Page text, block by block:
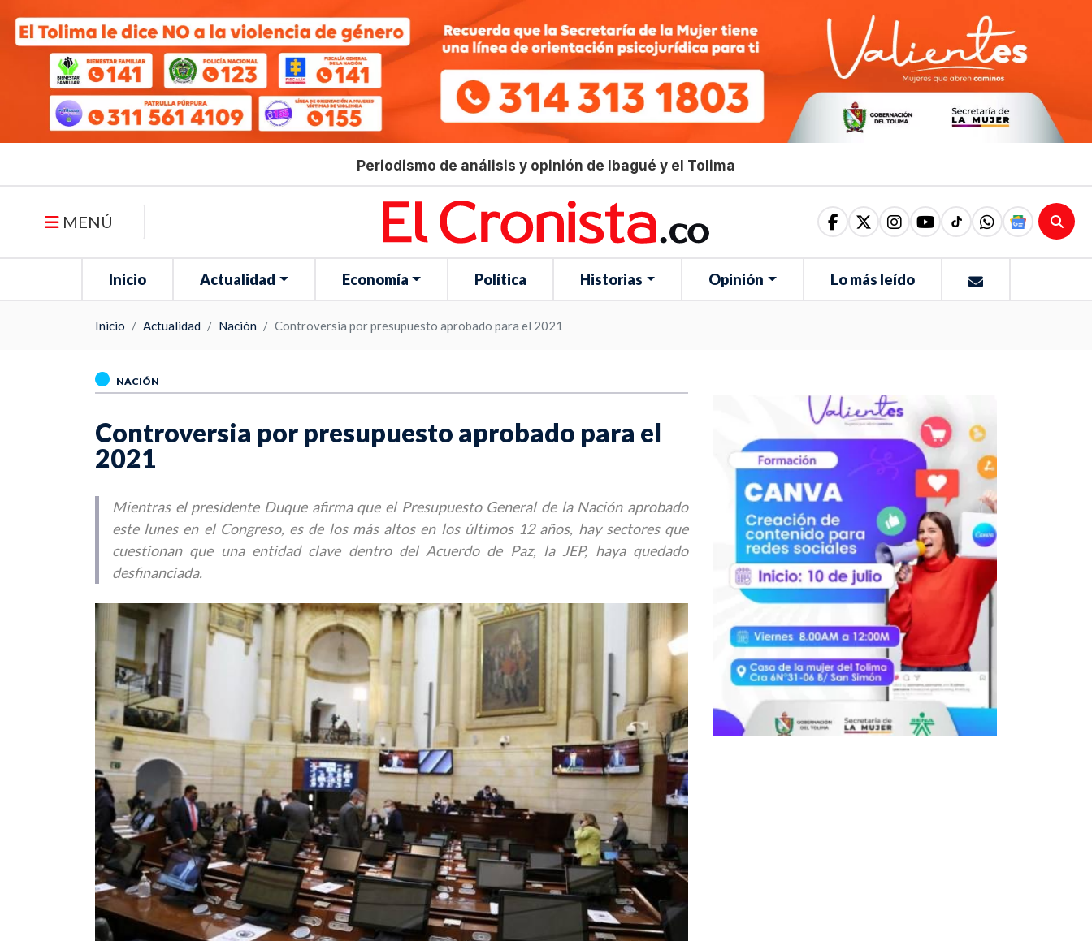
Periodismo de análisis y opinión de Ibagué y el Tolima
MENÚ
Inicio Actualidad Economía Política Historias Opinión Lo más leído
Inicio Actualidad Nación Controversia por presupuesto aprobado para el 2021
NACIÓN
Controversia por presupuesto aprobado para el
2021
Mientras el presidente Duque afirma que el Presupuesto General de la Nación aprobado
este lunes en el Congreso, es de los más altos en los últimos 12 años, hay sectores que
cuestionan que una entidad clave dentro del Acuerdo de Paz, la JEP, haya quedado
desfinanciada.